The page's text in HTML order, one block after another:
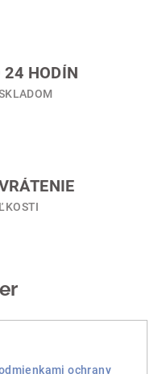
24 HODÍN
ochrany